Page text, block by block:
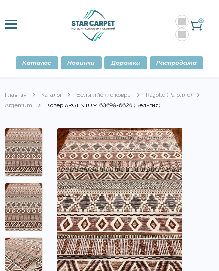
0
Каталог Новинки Дорожки Распродажа
Главная Каталог Бельгийские ковры
Ragolle (Раголле)
Argentum
Ковер ARGENTUM 63699-6626 (Бельгия)